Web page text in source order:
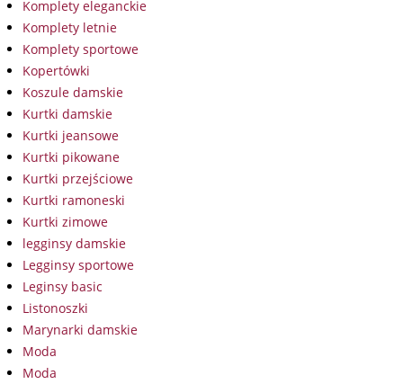
Komplety eleganckie
Komplety letnie
Komplety sportowe
Kopertówki
Koszule damskie
Kurtki damskie
Kurtki jeansowe
Kurtki pikowane
Kurtki przejściowe
Kurtki ramoneski
Kurtki zimowe
legginsy damskie
Legginsy sportowe
Leginsy basic
Listonoszki
Marynarki damskie
Moda
Moda